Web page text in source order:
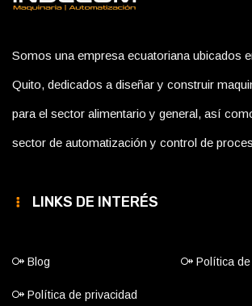
Somos una empresa ecuatoriana ubicados
Quito, dedicados a diseñar y construir
para el sector alimentario y general, así
sector de automatización y control de
LINKS DE INTERÉS
Blog Política
Política de privacidad